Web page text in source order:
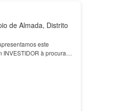
de Almada, Distrito
este
INVESTIDOR à procura